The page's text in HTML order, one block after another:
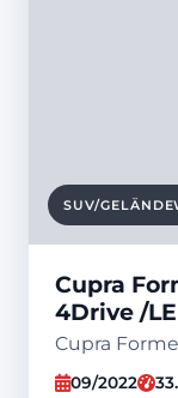
SUV/
Cupra
4Drive /
Cupra
09/2022